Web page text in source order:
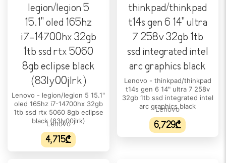
გარჩევადობა:
1920 × 1080 (Full HD)
განახლების სიხშირე:
144 Hz
სიკაშკაშე:
300 nits
ეკრანის ფორმატი:
Lenovo - legion/legion 5 15.1"
oled 165hz i7-14700hx 32gb
1tb ssd rtx 5060 8gb eclipse
black (83ly00jlrk)
Lenovo
4,715₾
Lenovo - thinkpad/thinkpad
t14s gen 6 14" ultra 7 258v
32gb 1tb ssd integrated intel
arc graphics black
Lenovo
6,729₾